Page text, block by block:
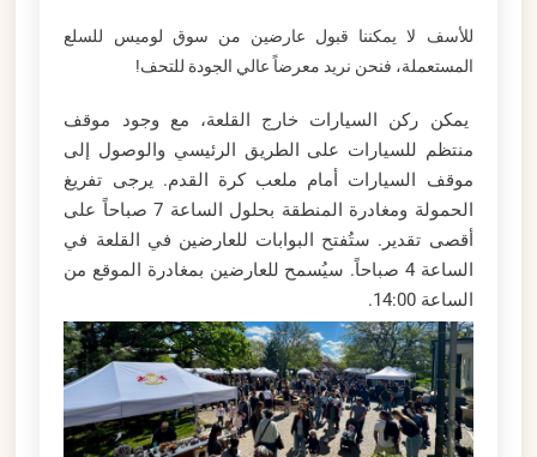
للأسف لا يمكننا قبول عارضين من سوق لوميس للسلع
المستعملة، فنحن نريد معرضاً عالي الجودة للتحف!
يمكن ركن السيارات خارج القلعة، مع وجود موقف
منتظم للسيارات على الطريق الرئيسي والوصول إلى
موقف السيارات أمام ملعب كرة القدم. يرجى تفريغ
الحمولة ومغادرة المنطقة بحلول الساعة 7 صباحاً على
أقصى تقدير. ستُفتح البوابات للعارضين في القلعة في
الساعة 4 صباحاً. سيُسمح للعارضين بمغادرة الموقع من
الساعة 14:00.